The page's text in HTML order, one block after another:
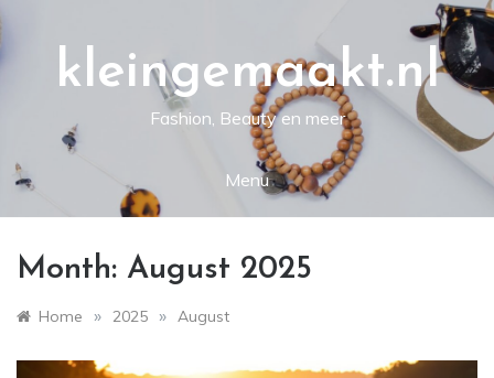
kleingemaakt.nl
Fashion, Beauty en meer
Menu
Month: August 2025
Home » 2025 » August